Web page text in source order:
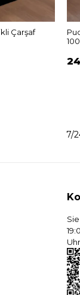
Çarşaf
7/
Uhr.